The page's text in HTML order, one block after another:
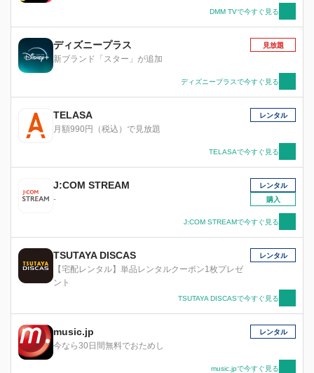
DMM TVで今すぐ見る
ディズニープラス
新ブランド「スター」が追加
見放題
ディズニープラスで今すぐ見る
TELASA
月額990円（税込）で見放題
レンタル
TELASAで今すぐ見る
J:COM STREAM
-
レンタル
購入
J:COM STREAMで今すぐ見る
TSUTAYA DISCAS
【宅配レンタル】単品レンタルクーポン1枚プレゼ
ント
レンタル
TSUTAYA DISCASで今すぐ見る
music.jp
今なら30日間無料でおためし
レンタル
music.jpで今すぐ見る